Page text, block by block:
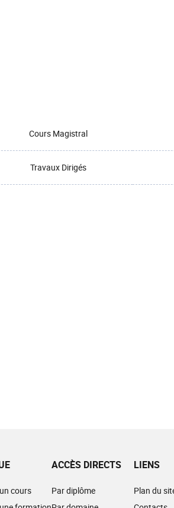
Cours Magistral
Travaux Dirigés
cours
ACCÈS DIRECTS
Par diplôme
LIENS
Plan du